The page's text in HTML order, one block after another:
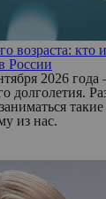
возраста: кто
России
2026 года
долголетия.
из нас.